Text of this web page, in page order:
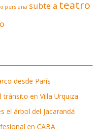
persiana subte a teatro
desde París
en Villa Urquiza
el árbol del Jacarandá
en CABA